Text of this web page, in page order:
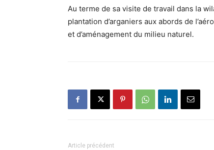
Au terme de sa visite de travail dans la
plantation d’arganiers aux abords de
et d’aménagement du milieu naturel.
Article précédent